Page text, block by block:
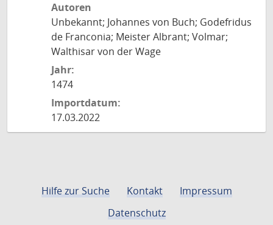
Autoren
Unbekannt; Johannes von Buch; Godefridus
de Franconia; Meister Albrant; Volmar;
Walthisar von der Wage
Jahr:
1474
Importdatum:
17.03.2022
Hilfe zur Suche Kontakt
Impressum
Datenschutz